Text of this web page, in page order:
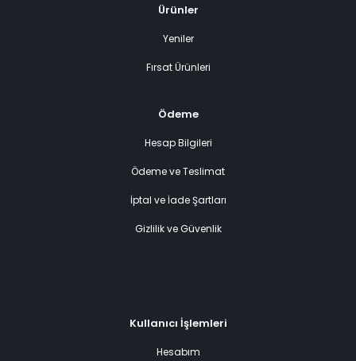
Ürünler
Yeniler
Fırsat Ürünleri
Ödeme
Hesap Bilgileri
Ödeme ve Teslimat
İptal ve İade Şartları
Gizlilik ve Güvenlik
Kullanıcı İşlemleri
Hesabım